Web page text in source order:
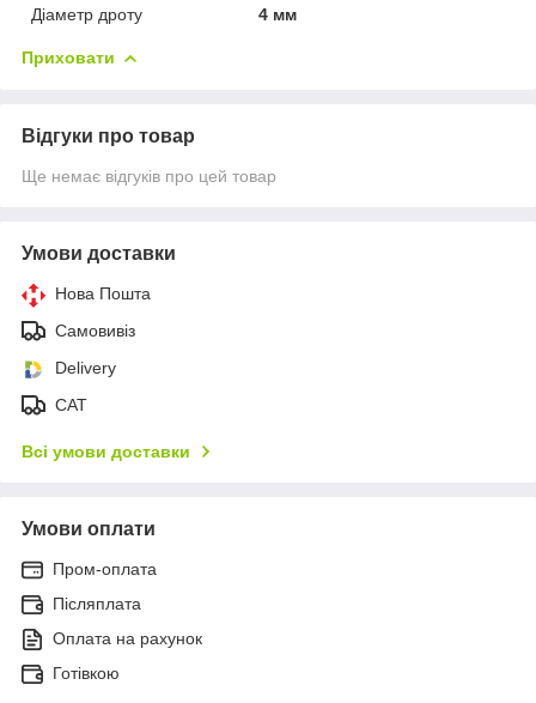
Діаметр дроту
4 мм
Приховати
Відгуки про товар
Ще немає відгуків про цей товар
Умови доставки
Нова Пошта
Самовивіз
Delivery
САТ
Всі умови доставки
Умови оплати
Пром-оплата
Післяплата
Оплата на рахунок
Готівкою